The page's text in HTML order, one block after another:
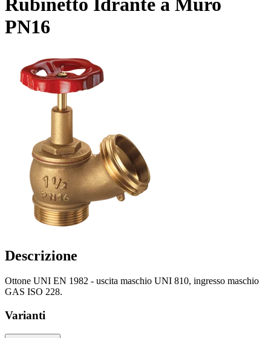
Rubinetto Idrante a Muro
PN16
Descrizione
Ottone UNI EN 1982 - uscita maschio UNI 810, ingresso maschio
GAS ISO 228.
Varianti